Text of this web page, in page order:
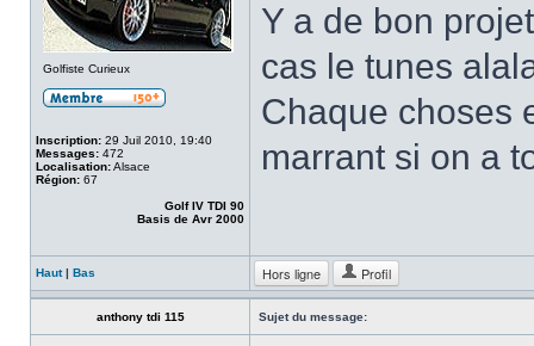
Golfiste Curieux
Inscription: 29 Juil 2010, 19:40
Messages: 472
Localisation:Alsace
Région: 67
Golf IV TDI 90
Basis de Avr 2000
Y a de bon
cas le tunes
Chaque choses
marrant si on a
Haut| Bas Hors ligne Profil
anthony tdi 115 Sujet du message: